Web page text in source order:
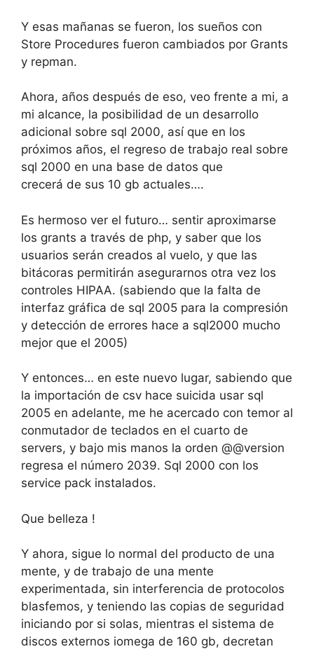
Y esas mañanas se fueron, los sueños con
Store Procedures fueron cambiados por Grants
y repman.
Ahora, años después de eso, veo frente a mi, a
mi alcance, la posibilidad de un desarrollo
adicional sobre sql 2000, así que en los
próximos años, el regreso de trabajo real sobre
sql 2000 en una base de datos que
crecerá de sus 10 gb actuales….
Es hermoso ver el futuro… sentir aproximarse
los grants a través de php, y saber que los
usuarios serán creados al vuelo, y que las
bitácoras permitirán asegurarnos otra vez los
controles HIPAA. (sabiendo que la falta de
interfaz gráfica de sql 2005 para la compresión
y detección de errores hace a sql2000 mucho
mejor que el 2005)
Y entonces… en este nuevo lugar, sabiendo que
la importación de csv hace suicida usar sql
2005 en adelante, me he acercado con temor al
conmutador de teclados en el cuarto de
servers, y bajo mis manos la orden @@version
regresa el número 2039. Sql 2000 con los
service pack instalados.
Que belleza !
Y ahora, sigue lo normal del producto de una
mente, y de trabajo de una mente
experimentada, sin interferencia de protocolos
blasfemos, y teniendo las copias de seguridad
iniciando por si solas, mientras el sistema de
discos externos iomega de 160 gb, decretan